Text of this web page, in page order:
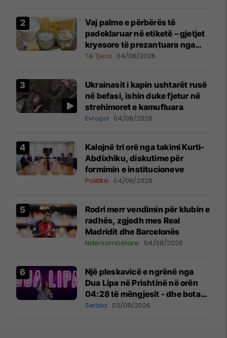
Vaj palme e përbërës të
padeklaruar në etiketë – gjetjet
kryesore të prezantuara nga
AUV-i pas kontrollit në sektorin
Të Tjera 04/08/2026
Ukrainasit i kapin ushtarët rusë
në befasi, ishin duke fjetur në
strehimoret e kamufluara
Evropa 04/08/2026
Kalojnë tri orë nga takimi Kurti-
Abdixhiku, diskutime për
formimin e institucioneve
Politikë 04/08/2026
Rodri merr vendimin për klubin e
radhës, zgjedh mes Real
Madridit dhe Barcelonës
Ndërkombëtare 04/08/2026
Një pleskavicë e ngrënë nga
Dua Lipa në Prishtinë në orën
04:28 të mëngjesit - dhe bota
digjitale serbe shpall gjendjen e
Serbia 03/08/2026